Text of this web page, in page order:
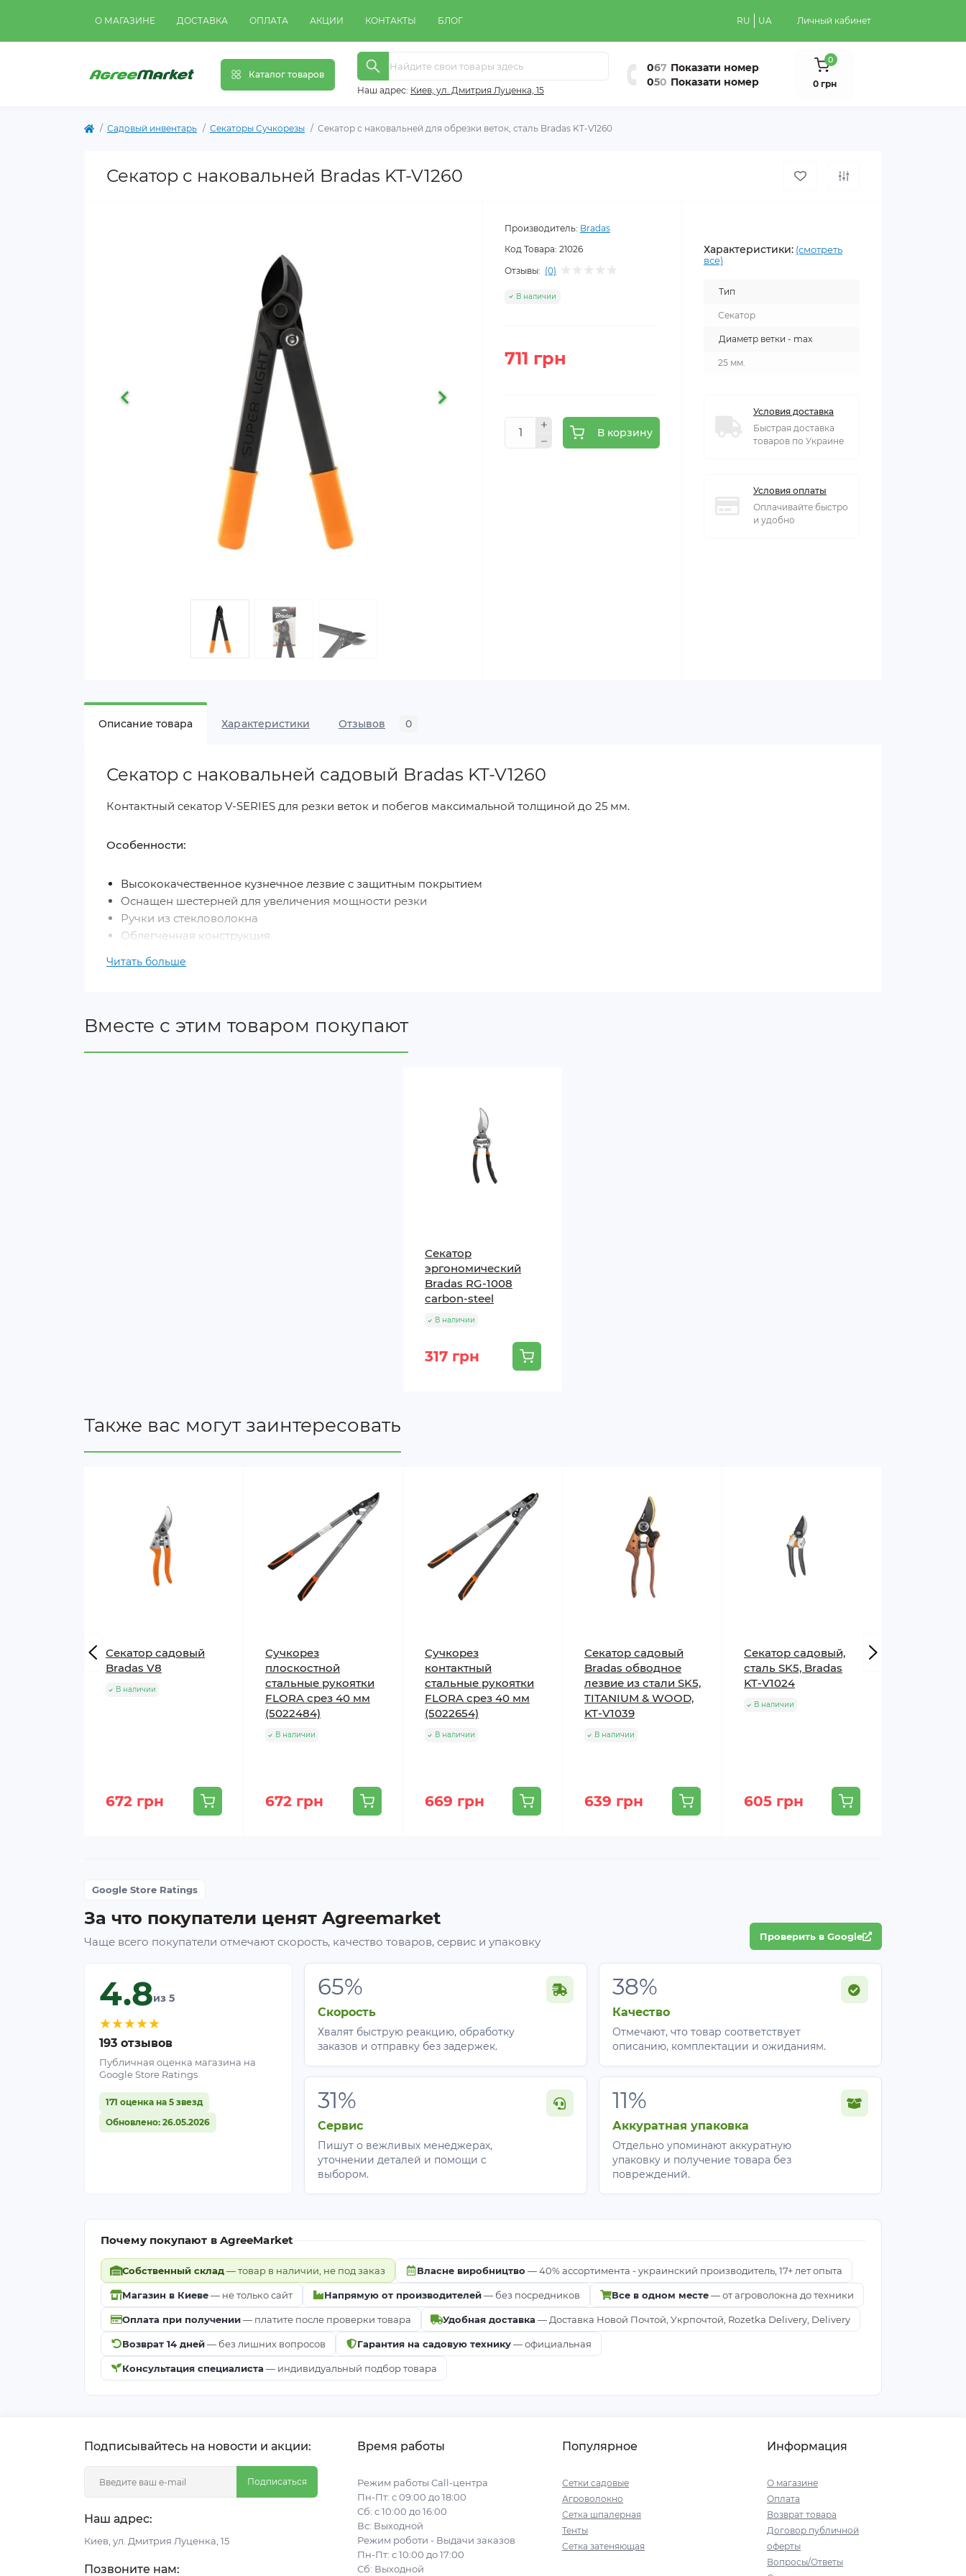
О МАГАЗИНЕ ДОСТАВКА ОПЛАТА АКЦИИ КОНТАКТЫ БЛОГ RU UA Личный кабинет
Каталог товаров
Наш адрес: Киeв, ул. Дмитрия Луценка, 15
067 Показати номер
050 Показати номер
0
0 грн
Садовый инвентарь Секаторы Сучкорезы Секатор с наковальней для обрезки веток, сталь Bradas KT-V1260
Секатор с наковальней Bradas KT-V1260
Производитель: Bradas
Код Товара: 21026
Отзывы: (0)
В наличии
711 грн
В корзину
Характеристики: (смотреть
все)
Тип
Секатор
Диаметр ветки - max
25 мм.
Условия доставка
Быстрая доставка
товаров по Украине
Условия оплаты
Оплачивайте быстро
и удобно
Описание товара Характеристики Отзывов 0
Секатор с наковальней садовый Bradas KT-V1260
Контактный секатор V-SERIES для резки веток и побегов максимальной толщиной до 25 мм.
Особенности:
Высококачественное кузнечное лезвие с защитным покрытием
Оснащен шестерней для увеличения мощности резки
Ручки из стекловолокна
Облегченная конструкция
Максимальный диаметр резки: 25 мм
Читать больше
Вместе с этим товаром покупают
Секатор
эргономический
Bradas RG-1008
сarbon-steel
В наличии
317 грн
Также вас могут заинтересовать
Секатор садовый
Bradas V8
В наличии
672 грн
Сучкорез
плоскостной
стальные рукоятки
FLORA срез 40 мм
(5022484)
В наличии
672 грн
Сучкорез
контактный
стальные рукоятки
FLORA срез 40 мм
(5022654)
В наличии
669 грн
Секатор садовый
Bradas обводное
лезвие из стали SK5,
TITANIUM & WOOD,
KT-V1039
В наличии
639 грн
Секатор садовый,
сталь SK5, Bradas
KT-V1024
В наличии
605 грн
Google Store Ratings
За что покупатели ценят Agreemarket
Чаще всего покупатели отмечают скорость, качество товаров, сервис и упаковку Проверить в Google
4.8из 5
★★★★★
193 отзывов
Публичная оценка магазина на
Google Store Ratings
171 оценка на 5 звезд
Обновлено: 26.05.2026
65%
Скорость
Хвалят быструю реакцию, обработку
заказов и отправку без задержек.
38%
Качество
Отмечают, что товар соответствует
описанию, комплектации и ожиданиям.
31%
Сервис
Пишут о вежливых менеджерах,
уточнении деталей и помощи с
выбором.
11%
Аккуратная упаковка
Отдельно упоминают аккуратную
упаковку и получение товара без
повреждений.
Почему покупают в AgreeMarket
Собственный склад— товар в наличии, не под заказ Власне виробництво — 40% ассортимента - украинский производитель, 17+ лет опыта
Магазин в Киеве— не только сайт Напрямую от производителей— без посредников Все в одном месте— от агроволокна до техники
Оплата при получении— платите после проверки товара Удобная доставка — Доставка Новой Почтой, Укрпочтой, Rozetka Delivery, Delivery
Возврат 14 дней— без лишних вопросов Гарантия на садовую технику— официальная
Консультация специалиста — индивидуальный подбор товара
Подписывайтесь на новости и акции:
Подписаться
Наш адрес:
Киeв, ул. Дмитрия Луценка, 15
Позвоните нам:
Время работы
Режим работы Call-центра
Пн-Пт: с 09:00 до 18:00
Сб: с 10:00 до 16:00
Вс: Выходной
Режим роботи - Выдачи заказов
Пн-Пт: с 10:00 до 17:00
Сб: Выходной
Популярное
Сетки садовые
Агроволокно
Сетка шпалерная
Тенты
Сетка затеняющая
Информация
О магазине
Оплата
Возврат товара
Договор публичной
оферты
Вопросы/Ответы